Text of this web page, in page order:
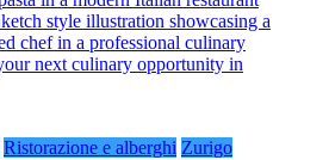
Ristorazione e alberghi Zurigo